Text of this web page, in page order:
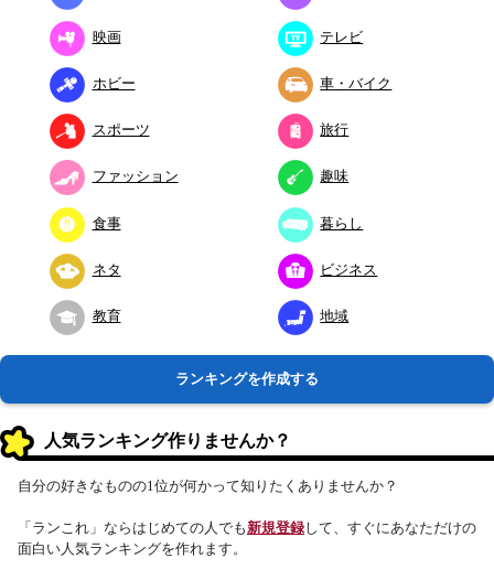
映画 テレビ
ホビー 車・バイク
スポーツ 旅行
ファッション 趣味
食事 暮らし
ネタ ビジネス
教育 地域
ランキングを作成する
人気ランキング作りませんか？
自分の好きなものの1位が何かって知りたくありませんか？
「ランこれ」ならはじめての人でも新規登録して、すぐにあなただけの
面白い人気ランキングを作れます。